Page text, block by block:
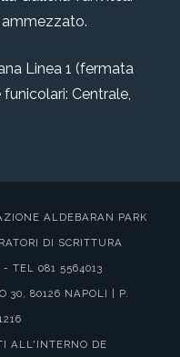
ammezzato.
Linea 1 (fermata
Centrale,
ALDEBARAN PARK
DI SCRITTURA
TEL 081 5564013
30, 80126 NAPOLI | P.
ALL'INTERNO DE